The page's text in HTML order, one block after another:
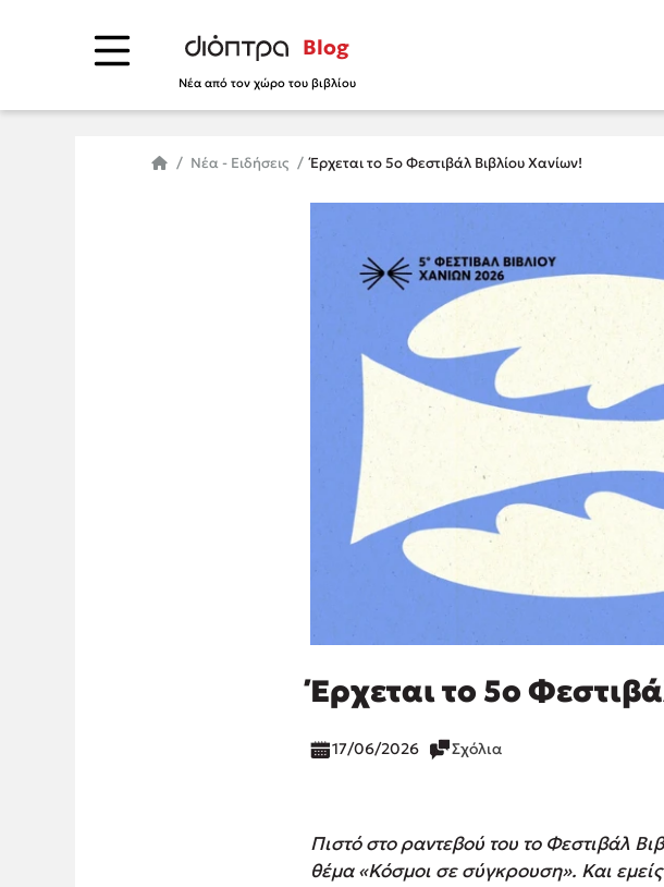
Blog
Νέα από τον χώρο του βιβλίου
Νέα - Ειδήσεις Έρχεται το 5ο Φεστιβάλ Βιβλίου Χανίων!
Έρχεται το 5ο
17/06/2026 Σχόλια
Πιστό στο ραντεβού του το Φεστιβάλ
θέμα «Κόσμοι σε σύγκρουση». Και